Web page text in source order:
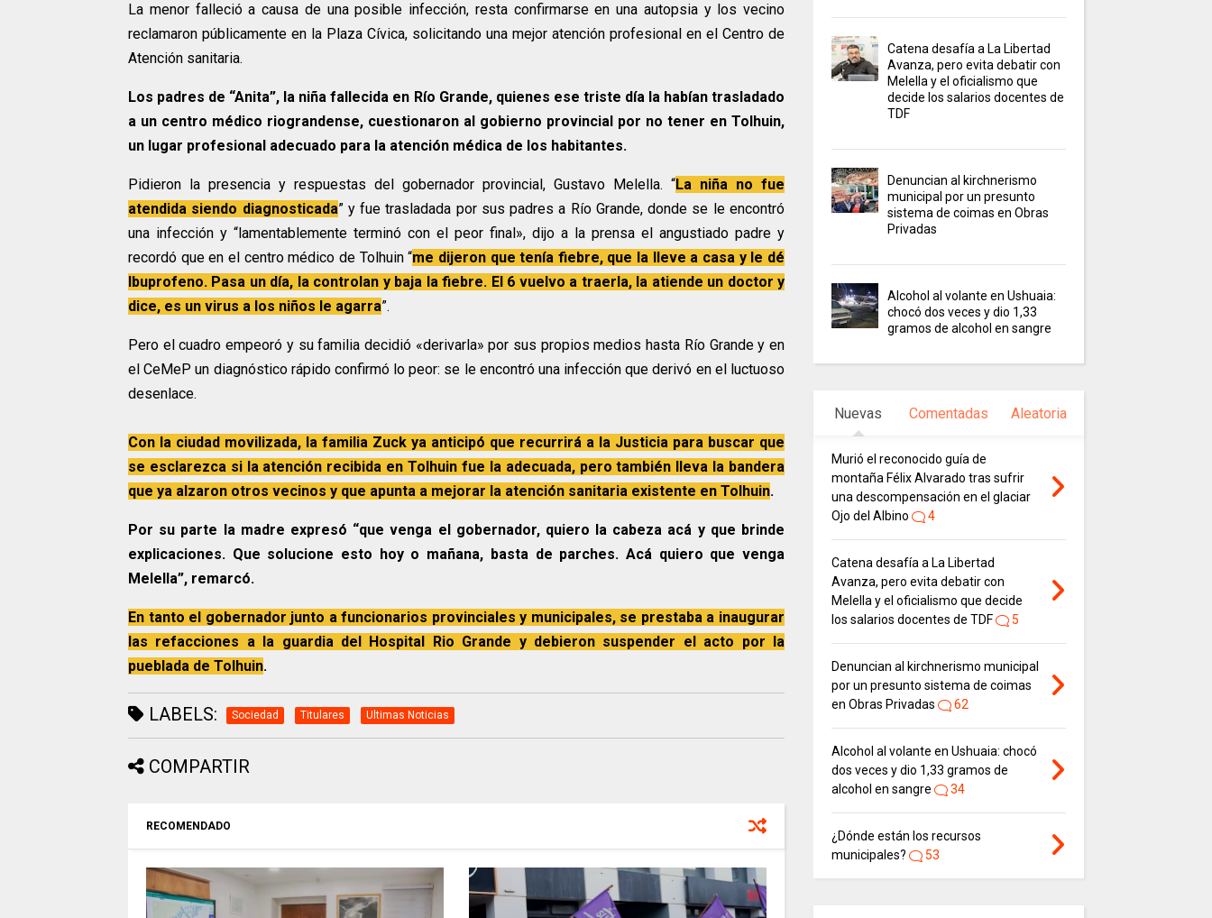
La menor falleció a causa de una posible infección, resta confirmarse en una autopsia y los vecino
reclamaron públicamente en la Plaza Cívica, solicitando una mejor atención profesional en el Centro de
Atención sanitaria.
Los padres de “Anita”, la niña fallecida en Río Grande, quienes ese triste día la habían trasladado
a un centro médico riograndense, cuestionaron al gobierno provincial por no tener en Tolhuin,
un lugar profesional adecuado para la atención médica de los habitantes.
Pidieron la presencia y respuestas del gobernador provincial, Gustavo Melella. “La niña no fue
atendida siendo diagnosticada” y fue trasladada por sus padres a Río Grande, donde se le encontró
una infección y “lamentablemente terminó con el peor final», dijo a la prensa el angustiado padre y
recordó que en el centro médico de Tolhuin “me dijeron que tenía fiebre, que la lleve a casa y le dé
Ibuprofeno. Pasa un día, la controlan y baja la fiebre. El 6 vuelvo a traerla, la atiende un doctor y
dice, es un virus a los niños le agarra”.
Pero el cuadro empeoró y su familia decidió «derivarla» por sus propios medios hasta Río Grande y en
el CeMeP un diagnóstico rápido confirmó lo peor: se le encontró una infección que derivó en el luctuoso
desenlace.
Con la ciudad movilizada, la familia Zuck ya anticipó que recurrirá a la Justicia para buscar que
se esclarezca si la atención recibida en Tolhuin fue la adecuada, pero también lleva la bandera
que ya alzaron otros vecinos y que apunta a mejorar la atención sanitaria existente en Tolhuin.
Por su parte la madre expresó “que venga el gobernador, quiero la cabeza acá y que brinde
explicaciones. Que solucione esto hoy o mañana, basta de parches. Acá quiero que venga
Melella”, remarcó.
En tanto el gobernador junto a funcionarios provinciales y municipales, se prestaba a inaugurar
las refacciones a la guardia del Hospital Rio Grande y debieron suspender el acto por la
pueblada de Tolhuin.
LABELS: Sociedad Titulares Ultimas Noticias
COMPARTIR
RECOMENDADO
Catena desafía a La Libertad
Avanza, pero evita debatir con
Melella y el oficialismo que
decide los salarios docentes de
TDF
Denuncian al kirchnerismo
municipal por un presunto
sistema de coimas en Obras
Privadas
Alcohol al volante en Ushuaia:
chocó dos veces y dio 1,33
gramos de alcohol en sangre
Nuevas Comentadas Aleatoria
Murió el reconocido guía de
montaña Félix Alvarado tras sufrir
una descompensación en el glaciar
Ojo del Albino
4
Catena desafía a La Libertad
Avanza, pero evita debatir con
Melella y el oficialismo que decide
los salarios docentes de TDF
5
Denuncian al kirchnerismo municipal
por un presunto sistema de coimas
en Obras Privadas
62
Alcohol al volante en Ushuaia: chocó
dos veces y dio 1,33 gramos de
alcohol en sangre
34
¿Dónde están los recursos
municipales?
53